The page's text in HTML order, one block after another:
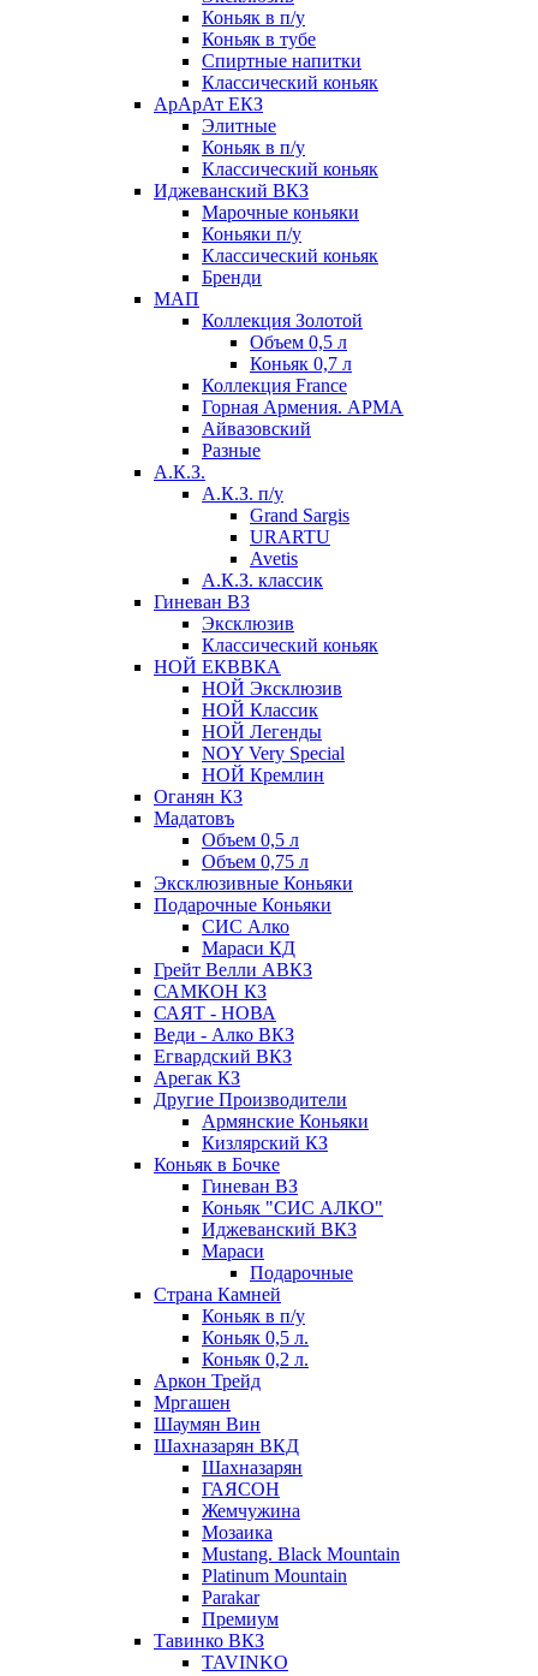
Коньяк в п/у
Коньяк в тубе
Спиртные напитки
Классический коньяк
АрАрАт ЕКЗ
Элитные
Коньяк в п/у
Классический коньяк
Иджеванский ВКЗ
Марочные коньяки
Коньяки п/у
Классический коньяк
Бренди
МАП
Коллекция Золотой
Объем 0,5 л
Коньяк 0,7 л
Коллекция France
Горная Армения. АРМА
Айвазовский
Разные
А.К.З.
А.К.З. п/у
Grand Sargis
URARTU
Avetis
А.К.З. классик
Гиневан ВЗ
Эксклюзив
Классический коньяк
НОЙ ЕКВВКА
НОЙ Эксклюзив
НОЙ Классик
НОЙ Легенды
NOY Very Speсial
НОЙ Кремлин
Оганян КЗ
Мадатовъ
Объем 0,5 л
Объем 0,75 л
Эксклюзивные Коньяки
Подарочные Коньяки
СИС Алко
Мараси КД
Грейт Велли АВКЗ
САМКОН КЗ
САЯТ - НОВА
Веди - Алко ВКЗ
Егвардский ВКЗ
Арегак КЗ
Другие Производители
Армянские Коньяки
Кизлярский КЗ
Коньяк в Бочке
Гиневан ВЗ
Коньяк "СИС АЛКО"
Иджеванский ВКЗ
Мараси
Подарочные
Страна Камней
Коньяк в п/у
Коньяк 0,5 л.
Коньяк 0,2 л.
Аркон Трейд
Мргашен
Шаумян Вин
Шахназарян ВКД
Шахназарян
ГАЯСОН
Жемчужина
Мозаика
Mustang. Black Mountain
Platinum Mountain
Parakar
Премиум
Тавинко ВКЗ
TAVINKO